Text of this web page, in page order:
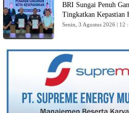
BRI Sungai Penuh
Tingkatkan Kepastian
Senin, 3 Agustus 2026 | 12